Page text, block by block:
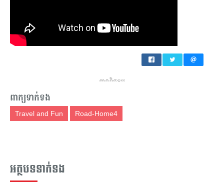
ពាណិជ្ជកម្ម
ពាក្យទាក់ទង
Travel and Fun Road-Home4
អត្ថបទទាក់ទង